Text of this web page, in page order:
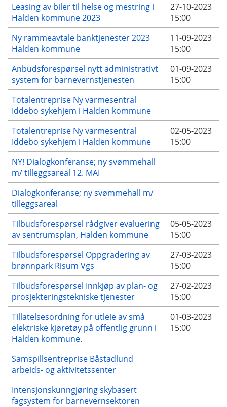
Leasing av biler til helse og mestring i
Halden kommune 2023
27-10-2023
15:00
Ny rammeavtale banktjenester 2023
Halden kommune
11-09-2023
15:00
Anbudsforespørsel nytt administrativt
system for barnevernstjenesten
01-09-2023
15:00
Totalentreprise Ny varmesentral
Iddebo sykehjem i Halden kommune
Totalentreprise Ny varmesentral
Iddebo sykehjem i Halden kommune
02-05-2023
15:00
NY! Dialogkonferanse; ny svømmehall
m/ tilleggsareal 12. MAI
Dialogkonferanse; ny svømmehall m/
tilleggsareal
Tilbudsforespørsel rådgiver evaluering
av sentrumsplan, Halden kommune
05-05-2023
15:00
Tilbudsforespørsel Oppgradering av
brønnpark Risum Vgs
27-03-2023
15:00
Tilbudsforespørsel Innkjøp av plan- og
prosjekteringstekniske tjenester
27-02-2023
15:00
Tillatelsesordning for utleie av små
elektriske kjøretøy på offentlig grunn i
Halden kommune.
01-03-2023
15:00
Samspillsentreprise Båstadlund
arbeids- og aktivitetssenter
Intensjonskunngjøring skybasert
fagsystem for barnevernsektoren